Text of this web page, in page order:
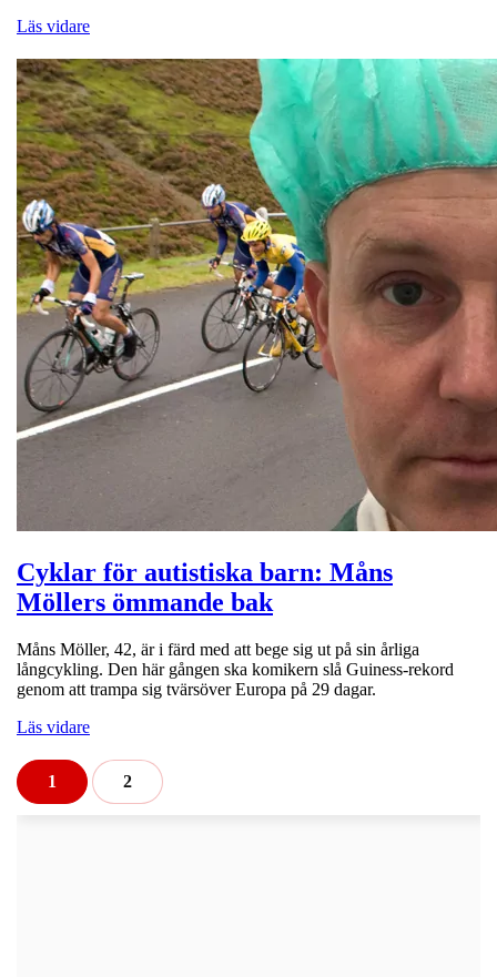
Läs vidare
Cyklar för autistiska barn: Måns
Möllers ömmande bak
Måns Möller, 42, är i färd med att bege sig ut på sin årliga
långcykling. Den här gången ska komikern slå Guiness-rekord
genom att trampa sig tvärsöver Europa på 29 dagar.
Läs vidare
1 2